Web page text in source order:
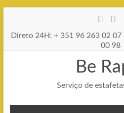
Direto 24H: + 351 96 263 02 07
00 98
Be
Serviço de